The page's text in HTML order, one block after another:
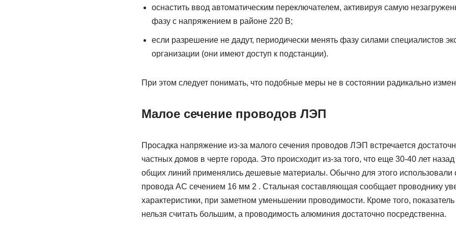
оснастить ввод автоматическим переключателем, активируя самую
фазу с напряжением в районе 220 В;
если разрешение не дадут, периодически менять фазу силами специалистов
организации (они имеют доступ к подстанции).
При этом следует понимать, что подобные меры не в состоянии радикально
Малое сечение проводов ЛЭП
Просадка напряжение из-за малого сечения проводов ЛЭП встречается
частных домов в черте города. Это происходит из-за того, что еще 30-40 лет
общих линий применялись дешевые материалы. Обычно для этого
провода АС сечением 16 мм 2 . Стальная составляющая сообщает проводнику
характеристики, при заметном уменьшении проводимости. Кроме того,
нельзя считать большим, а проводимость алюминия достаточно посредственна.